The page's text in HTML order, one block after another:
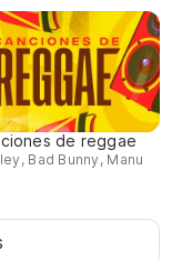
de reggae
Bad Bunny, Manu